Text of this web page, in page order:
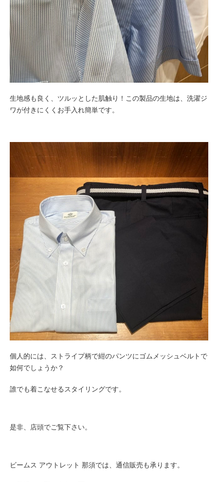
生地感も良く、ツルッとした肌触り！この製品の生地は、洗濯ジ
ワが付きにくくお手入れ簡単です。
個人的には、ストライプ柄で紺のパンツにゴムメッシュベルトで
如何でしょうか？
誰でも着こなせるスタイリングです。
是非、店頭でご覧下さい。
ビームス アウトレット 那須では、通信販売も承ります。